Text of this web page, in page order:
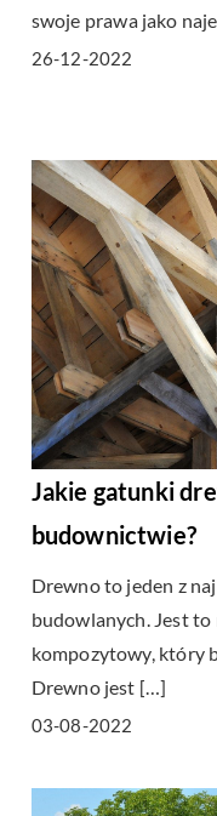
swoje prawa jako
26-12-2022
Jakie gatunki
budownictwie?
Drewno to jeden z
budowlanych. Jest
kompozytowy, który
Drewno jest […]
03-08-2022